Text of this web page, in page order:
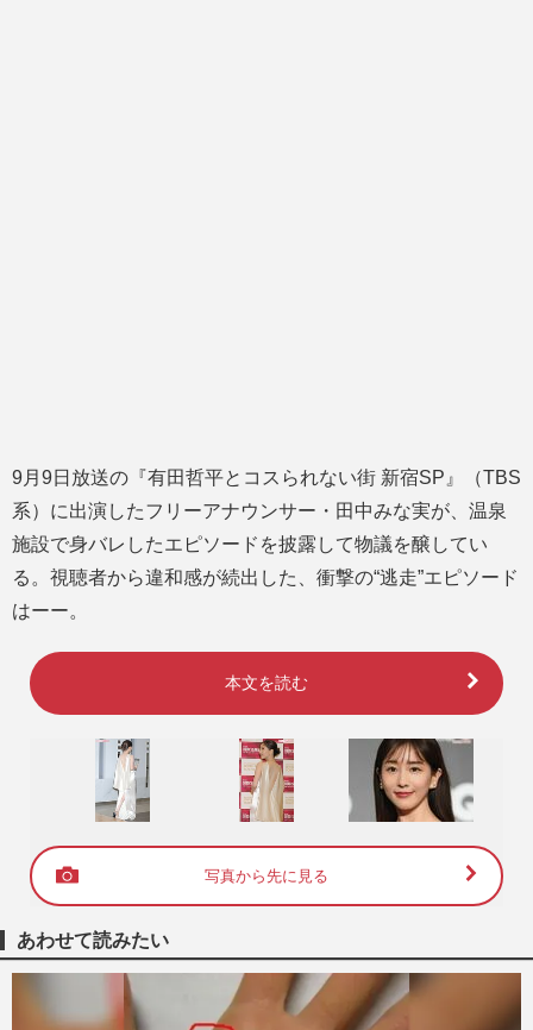
9月9日放送の『有田哲平とコスられない街 新宿SP』（TBS
系）に出演したフリーアナウンサー・田中みな実が、温泉
施設で身バレしたエピソードを披露して物議を醸してい
る。視聴者から違和感が続出した、衝撃の“逃走”エピソード
はーー。
本文を読む
写真から先に見る
あわせて読みたい